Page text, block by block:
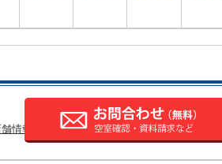
情報